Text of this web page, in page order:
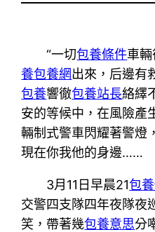
“一切包養條件車
養包養網出來，后邊有
包養響徹包養站長絡繹
安的等候中，在風險產
輛制式警車閃耀著警燈
現在你我他的身邊……
3月11日早晨21包
交警四支隊四年夜隊夜
笑，帶著幾包養意思分